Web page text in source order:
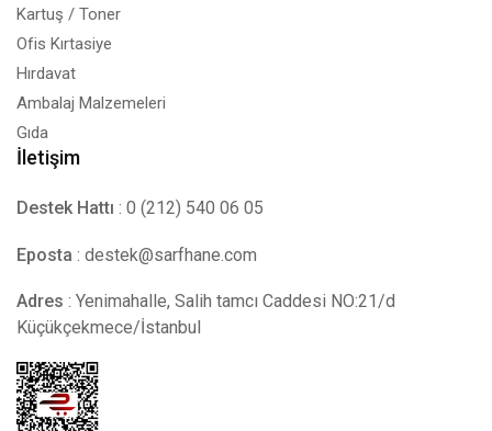
Kartuş / Toner
Ofis Kırtasiye
Hırdavat
Ambalaj Malzemeleri
Gıda
İletişim
Destek Hattı : 0 (212) 540 06 05
Eposta : destek@sarfhane.com
Adres : Yenimahalle, Salih tamcı Caddesi NO:21/d
Küçükçekmece/İstanbul